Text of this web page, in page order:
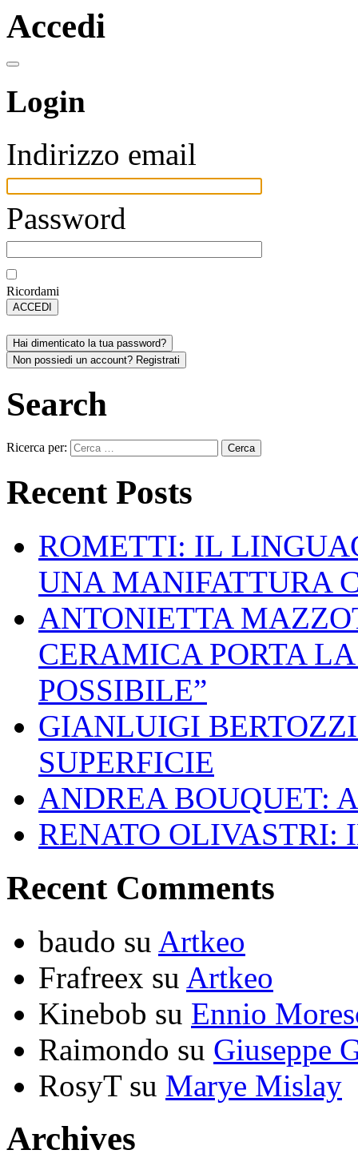
Accedi
Login
Indirizzo email
Password
Ricordami
ACCEDI
Hai dimenticato la tua password?
Non possiedi un account? Registrati
Search
Ricerca per:
Recent Posts
ROMETTI: IL
UNA MANIFATTURA
ANTONIETTA
CERAMICA PORTA
POSSIBILE”
GIANLUIGI
SUPERFICIE
ANDREA BOUQUET:
RENATO OLIVASTRI:
Recent Comments
baudo su Artkeo
Frafreex su Artkeo
Kinebob su Ennio
Raimondo su Giuseppe
RosyTsu Marye Mislay
Archives